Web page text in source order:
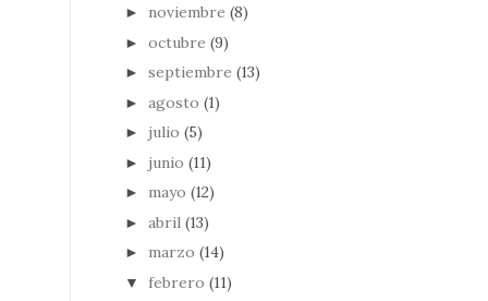
► noviembre (8)
► octubre (9)
► septiembre (13)
► agosto (1)
► julio (5)
► junio (11)
► mayo (12)
► abril (13)
► marzo (14)
▼ febrero (11)